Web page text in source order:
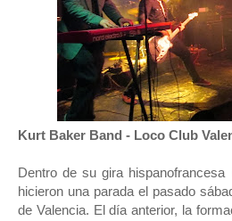
Kurt Baker Band - Loco Club
Dentro de su gira hispanofrancesa
hicieron una parada el pasado
de Valencia. El día anterior, la